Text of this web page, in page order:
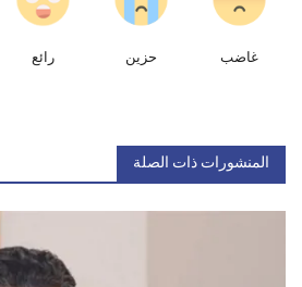
غاضب حزين رائع
المنشورات ذات الصلة